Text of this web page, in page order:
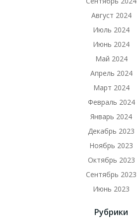
Август 2024
Июль 2024
Июнь 2024
Май 2024
Апрель 2024
Март 2024
Февраль 2024
Январь 2024
Декабрь 2023
Ноябрь 2023
Октябрь 2023
Сентябрь 2023
Июнь 2023
Рубрики